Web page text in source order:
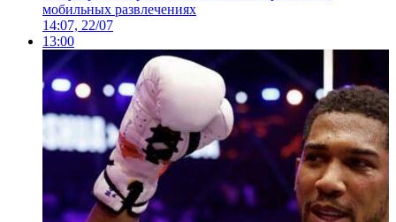
мобильных развлечениях
14:07, 22/07
13:00